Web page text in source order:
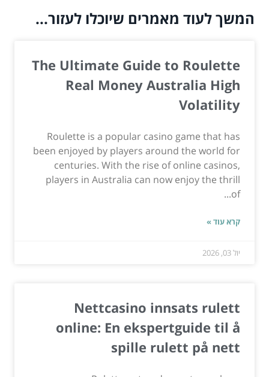
המשך לעוד מאמרים שיוכלו לעזור...
The Ultimate Guide to Roulette
Real Money Australia High
Volatility
Roulette is a popular casino game that has
been enjoyed by players around the world for
centuries. With the rise of online casinos,
players in Australia can now enjoy the thrill
of...
קרא עוד »
יול 03, 2026
Nettcasino innsats rulett
online: En ekspertguide til å
spille rulett på nett